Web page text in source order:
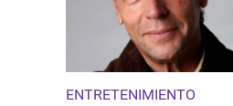
ENTRETENIMIENTO